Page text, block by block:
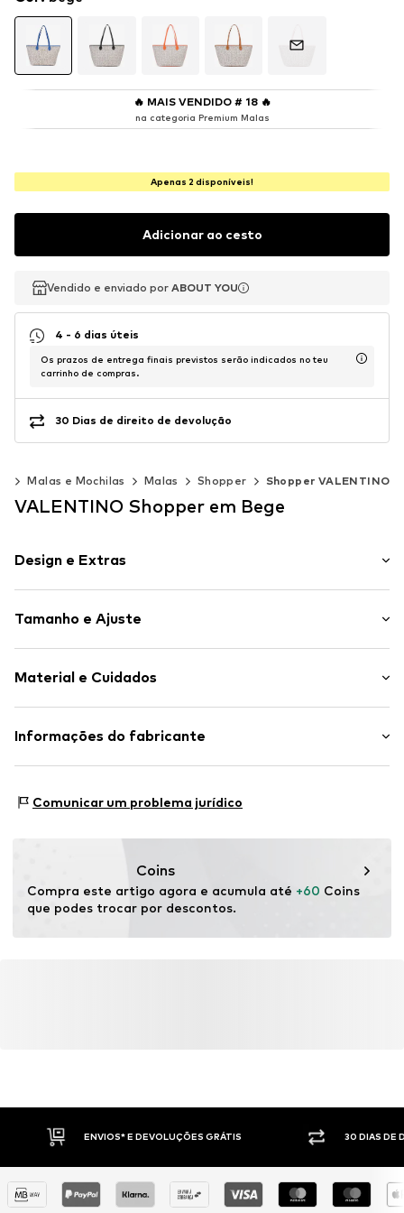
🔥 MAIS VENDIDO # 18🔥
na categoria Premium Malas
Apenas 2 disponíveis!
Adicionar ao cesto
Vendido e enviado por ABOUT YOU
Vendido e enviado por ABOUT YOU
4 - 6 dias úteis
Os prazos de entrega finais previstos serão indicados no teu
carrinho de compras.
30 Dias de direito de devolução
Malas e Mochilas Malas Shopper Shopper VALENTINO
VALENTINO Shopper em Bege
Design e Extras
Imitação de couro
Compartimento principal espaçoso
Compartimento com fecho de correr interior
Imitação de couro
Artigo n º. VAL2154001000001
Tamanho e Ajuste
Tamanho: Pequeno
Material e Cuidados
Material superior: Poliuretano - PU (reciclado)
Informações do fabricante
80121 Napoli
Comunicar um problema jurídico
Coins
Compra este artigo agora e acumula até +60 Coins
que podes trocar por descontos.
ENVIOS* E DEVOLUÇÕES GRÁTIS 30 DIAS DE